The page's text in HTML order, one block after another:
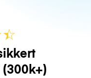
☆
★
(300k+)